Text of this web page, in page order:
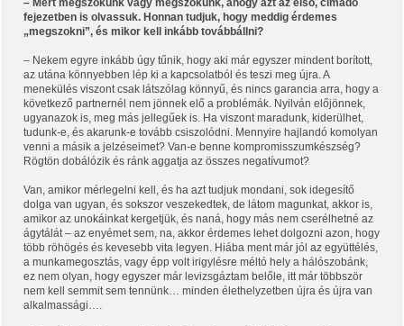
fejezetben is olvassuk. Honnan tudjuk, hogy meddig érdemes
„megszokni”, és mikor kell inkább továbbállni?
– Nekem egyre inkább úgy tűnik, hogy aki már egyszer mindent borított,
az utána könnyebben lép ki a kapcsolatból és teszi meg újra. A
menekülés viszont csak látszólag könnyű, és nincs garancia arra, hogy a
következő partnernél nem jönnek elő a problémák. Nyilván előjönnek,
ugyanazok is, meg más jellegűek is. Ha viszont maradunk, kiderülhet,
tudunk-e, és akarunk-e tovább csiszolódni. Mennyire hajlandó komolyan
venni a másik a jelzéseimet? Van-e benne kompromisszumkészség?
Rögtön dobálózik és ránk aggatja az összes negatívumot?
Van, amikor mérlegelni kell, és ha azt tudjuk mondani, sok idegesítő
dolga van ugyan, és sokszor veszekedtek, de látom magunkat, akkor is,
amikor az unokáinkat kergetjük, és naná, hogy más nem cserélhetné az
ágytálát – az enyémet sem, na, akkor érdemes lehet dolgozni azon, hogy
több röhögés és kevesebb vita legyen. Hiába ment már jól az együttélés,
a munkamegosztás, vagy épp volt irigylésre méltó hely a hálószobánk,
ez nem olyan, hogy egyszer már levizsgáztam belőle, itt már többször
nem kell semmit sem tennünk… minden élethelyzetben újra és újra van
alkalmassági….